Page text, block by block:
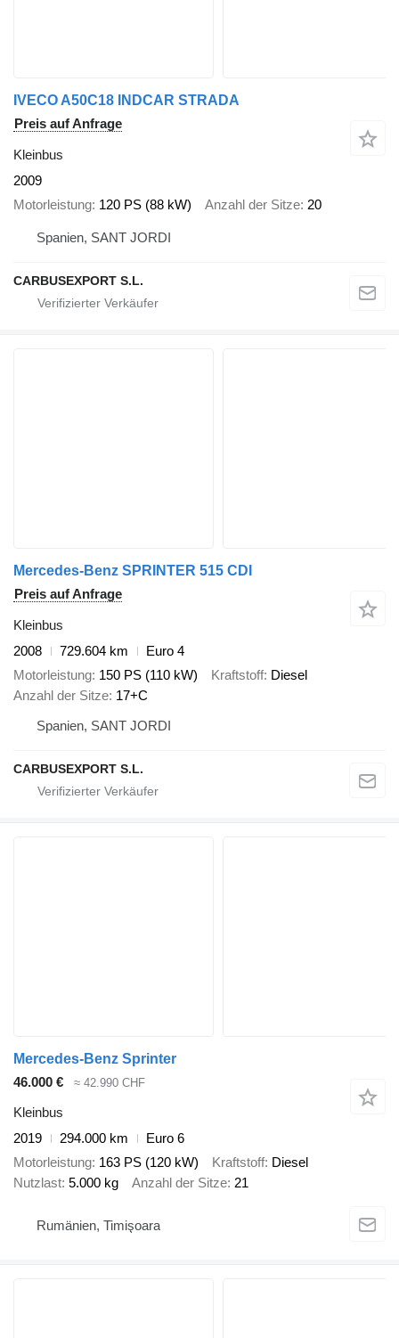
IVECO A50C18 INDCAR STRADA
Preis auf Anfrage
Kleinbus
2009
Motorleistung 120 PS (88 kW) Anzahl der Sitze 20
Spanien, SANT JORDI
CARBUSEXPORT S.L.
Mercedes-Benz SPRINTER 515 CDI
Preis auf Anfrage
Kleinbus
2008
729.604 km
Euro 4
Motorleistung 150 PS (110 kW) Kraftstoff Diesel
Anzahl der Sitze 17+C
Spanien, SANT JORDI
CARBUSEXPORT S.L.
Mercedes-Benz Sprinter
46.000 €
≈ 42.990 CHF
Kleinbus
2019
294.000 km
Euro 6
Motorleistung 163 PS (120 kW) Kraftstoff Diesel
Nutzlast 5.000 kg Anzahl der Sitze 21
Rumänien, Timişoara